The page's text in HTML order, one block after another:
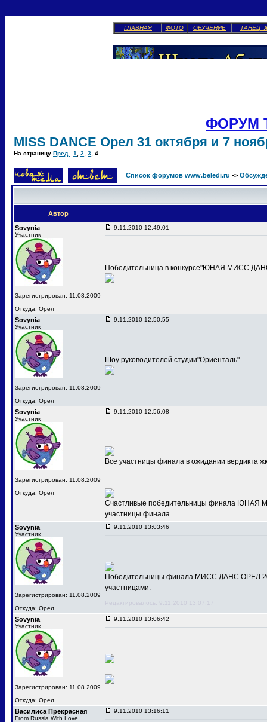
ГЛАВНАЯ ФОТО ОБУЧЕНИЕ ТАНЕЦ
ФОРУМ
MISS DANCE Орел 31 октября и 7
На страницу Пред. 1 2 3 4
Список форумов www.beledi.ru ->
Автор
Sovynia
Участник
Зарегистрирован: 11.08.2009
Откуда: Орел
9.11.2010 12:49:01
Победительница в конкурсе"ЮНАЯ МИСС
Sovynia
Участник
Зарегистрирован: 11.08.2009
Откуда: Орел
9.11.2010 12:50:55
Шоу руководителей студии"Ориенталь"
Sovynia
Участник
Зарегистрирован: 11.08.2009
Откуда: Орел
9.11.2010 12:56:08
Все участницы финала в ожидании вердикта
Счастливые победительницы финала ЮНАЯ
участницы финала.
Sovynia
Участник
Зарегистрирован: 11.08.2009
Откуда: Орел
9.11.2010 13:03:46
Победительницы финала МИСС ДАНС ОРЕЛ
участницами.
Редактировалось: 9.11.2010 13:07:17
Sovynia
Участник
Зарегистрирован: 11.08.2009
Откуда: Орел
9.11.2010 13:06:42
Василиса Прекрасная
From Russia With Love
9.11.2010 13:16:11